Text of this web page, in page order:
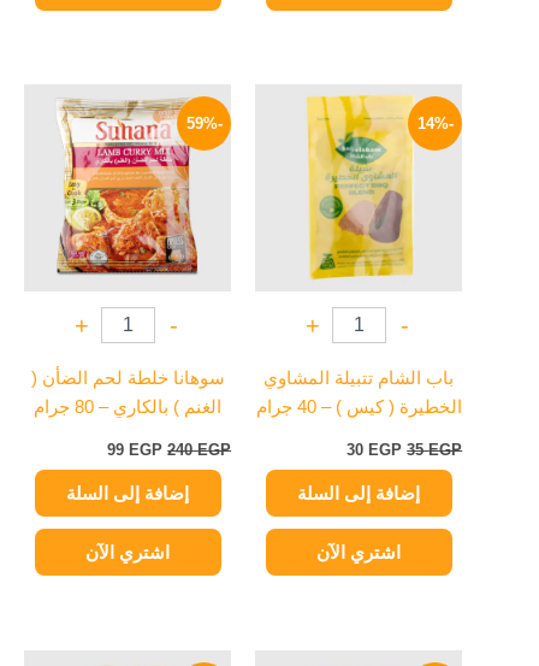
-14%
-
+
باب الشام تتبيلة المشاوي
الخطيرة ( كيس ) – 40 جرام
35EGP
السعر
الأصلي
هو:
35 EGP.
30 EGP
السعر
الحالي
هو:
30 EGP.
إضافة إلى السلة
اشتري الآن
-59%
-
+
سوهانا خلطة لحم الضأن (
الغنم ) بالكاري – 80 جرام
240EGP
الأصلي
هو:
240 EGP.
99 EGP
الحالي
هو:
99 EGP.
إضافة إلى السلة
اشتري الآن